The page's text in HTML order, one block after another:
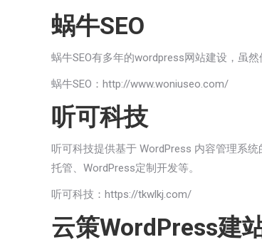
蜗牛SEO
蜗牛SEO有多年的wordpress网站建设，虽
蜗牛SEO： http://www.woniuseo.com/
听可科技
听可科技提供基于 WordPress 内容管理系
托管、WordPress定制开发等。
听可科技： https://tkwlkj.com/
云策WordPress建